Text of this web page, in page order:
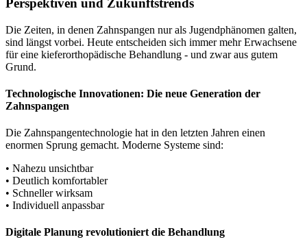
Perspektiven und Zukunftstrends
Die Zeiten, in denen Zahnspangen nur als Jugendphänomen galten,
sind längst vorbei. Heute entscheiden sich immer mehr Erwachsene
für eine kieferorthopädische Behandlung - und zwar aus gutem
Grund.
Technologische Innovationen: Die neue Generation der
Zahnspangen
Die Zahnspangentechnologie hat in den letzten Jahren einen
enormen Sprung gemacht. Moderne Systeme sind:
• Nahezu unsichtbar
• Deutlich komfortabler
• Schneller wirksam
• Individuell anpassbar
Digitale Planung revolutioniert die Behandlung